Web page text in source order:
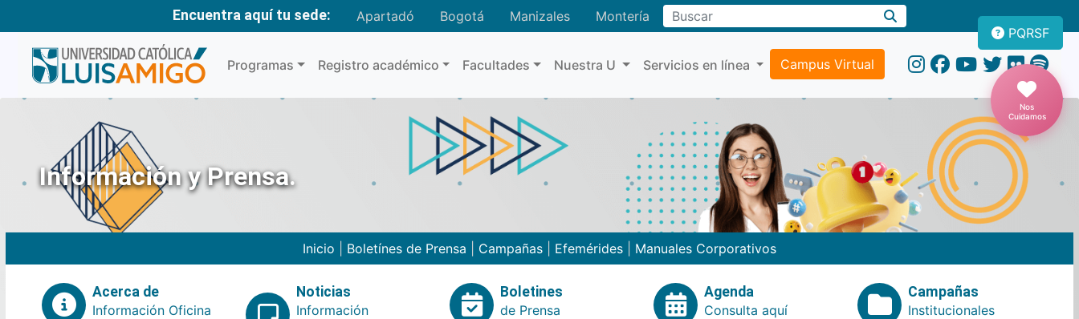
Encuentra aquí tu sede: Apartadó Bogotá Manizales MonteríaBuscar
Programas Registro académico Facultades Nuestra U Servicios en línea Campus Virtual
PQRSF
Nos
Cuidamos
Información y Prensa.
Inicio Boletínes de Prensa Campañas Efemérides Manuales Corporativos
Acerca de
Información Oficina
Noticias
Información
Boletines
de Prensa
Agenda
Consulta aquí
Campañas
Institucionales